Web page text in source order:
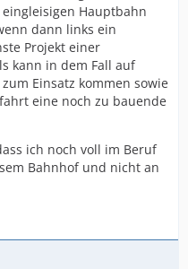
Hauptbahn
dann links ein
Projekt einer
kann in dem Fall auf
Einsatz kommen sowie
eine noch zu bauende
ich noch voll im Beruf
Bahnhof und nicht an